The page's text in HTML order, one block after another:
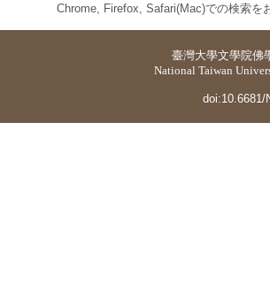
Chrome, Firefox, Safari(Mac)での検索を
臺灣大學文學院佛
National Taiwan
doi:10.6681/